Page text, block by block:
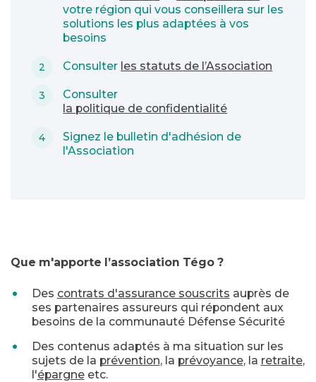
votre région qui vous conseillera sur les
solutions les plus adaptées à vos
besoins
Consulter les statuts de l’Association
Consulter
la politique de confidentialité
Signez le bulletin d'adhésion de
l'Association
Que m'apporte l’association Tégo ?
Des contrats d'assurance souscrits auprès de
ses partenaires assureurs qui répondent aux
besoins de la communauté Défense Sécurité
Des contenus adaptés à ma situation sur les
sujets de la prévention, la prévoyance, la retraite,
l'épargneetc.